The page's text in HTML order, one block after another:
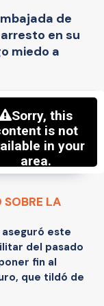
de
en su
miedo a
LA
este
del pasado
fin al
que tildó de